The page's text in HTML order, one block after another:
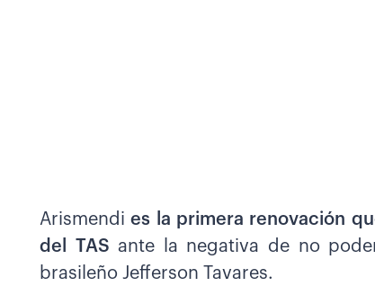
Arismendies la primera renovación
del TAS ante la negativa de no
brasileño Jefferson Tavares.